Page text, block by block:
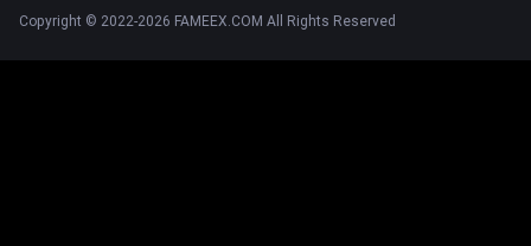
Copyright © 2022-2026 FAMEEX.COM All Rights Reserved